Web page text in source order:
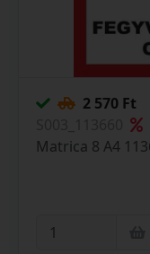
2 570 Ft
Matrica 8 A4